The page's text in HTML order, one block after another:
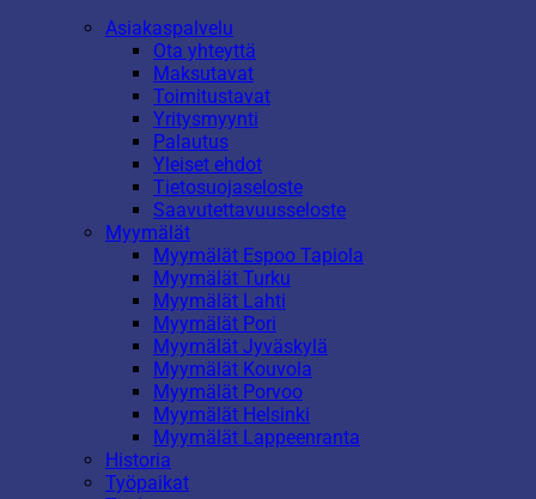
Asiakaspalvelu
Ota yhteyttä
Maksutavat
Toimitustavat
Yritysmyynti
Palautus
Yleiset ehdot
Tietosuojaseloste
Saavutettavuusseloste
Myymälät
Myymälät Espoo Tapiola
Myymälät Turku
Myymälät Lahti
Myymälät Pori
Myymälät Jyväskylä
Myymälät Kouvola
Myymälät Porvoo
Myymälät Helsinki
Myymälät Lappeenranta
Historia
Työpaikat